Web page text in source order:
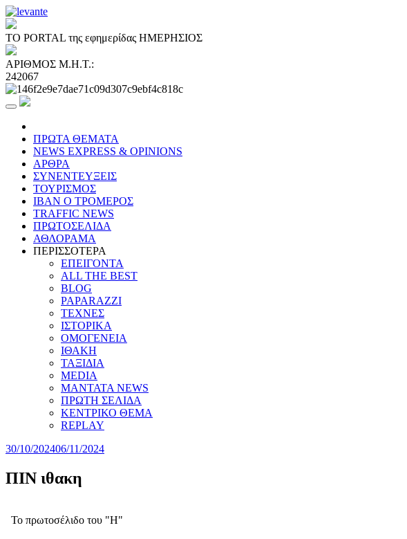
ΤΟ PORTAL της εφημερίδας ΗΜΕΡΗΣΙΟΣ
ΑΡΙΘΜΟΣ Μ.Η.Τ.:
242067
ΠΡΩΤΑ ΘΕΜΑΤΑ
NEWS EXPRESS & OPINIONS
ΑΡΘΡΑ
ΣΥΝΕΝΤΕΥΞΕΙΣ
ΤΟΥΡΙΣΜΟΣ
ΙΒΑΝ Ο ΤΡΟΜΕΡΟΣ
TRAFFIC NEWS
ΠΡΩΤΟΣΕΛΙΔΑ
ΑΘΛΟΡΑΜΑ
ΠΕΡΙΣΣΟΤΕΡΑ
ΕΠΕΙΓΟΝΤΑ
ALL THE BEST
BLOG
PAPARAZZI
ΤΕΧΝΕΣ
ΙΣΤΟΡΙΚΑ
ΟΜΟΓΕΝΕΙΑ
ΙΘΑΚΗ
ΤΑΞΙΔΙΑ
MEDIA
MANTATA NEWS
ΠΡΩΤΗ ΣΕΛΙΔΑ
ΚΕΝΤΡΙΚΟ ΘΕΜΑ
REPLAY
30/10/202406/11/2024
ΠΙΝ ιθακη
Το πρωτοσέλιδο του "Η"